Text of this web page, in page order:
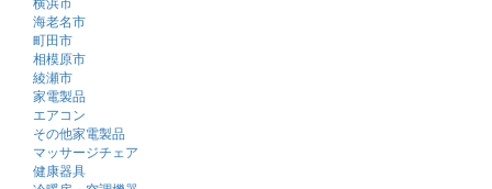
海老名市
町田市
相模原市
綾瀬市
家電製品
エアコン
その他家電製品
マッサージチェア
健康器具